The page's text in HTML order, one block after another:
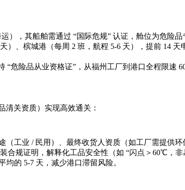
），其船舶需通过 “国际危规” 认证，舱位为危险
）、槟城港（每周 2 班，航程 5-6 天），提前 14
“危险品从业资格证”，从福州工厂到港口全程限速
清关资质）实现高效通关：
工业 / 民用）、最终收货人资质（如工厂需提供环
规证明，解释化工品安全性（如 “闪点＞60℃，非
的 5-7 天，减少港口滞留风险。